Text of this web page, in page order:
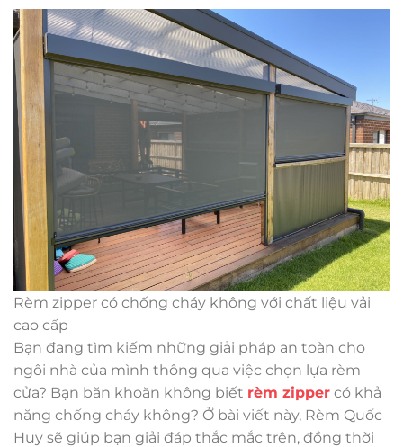
Rèm zipper có chống cháy không với chất liệu vải
cao cấp
Bạn đang tìm kiếm những giải pháp an toàn cho
ngôi nhà của mình thông qua việc chọn lựa rèm
cửa? Bạn băn khoăn không biết rèm zipper có khả
năng chống cháy không? Ở bài viết này, Rèm Quốc
Huy sẽ giúp bạn giải đáp thắc mắc trên, đồng thời